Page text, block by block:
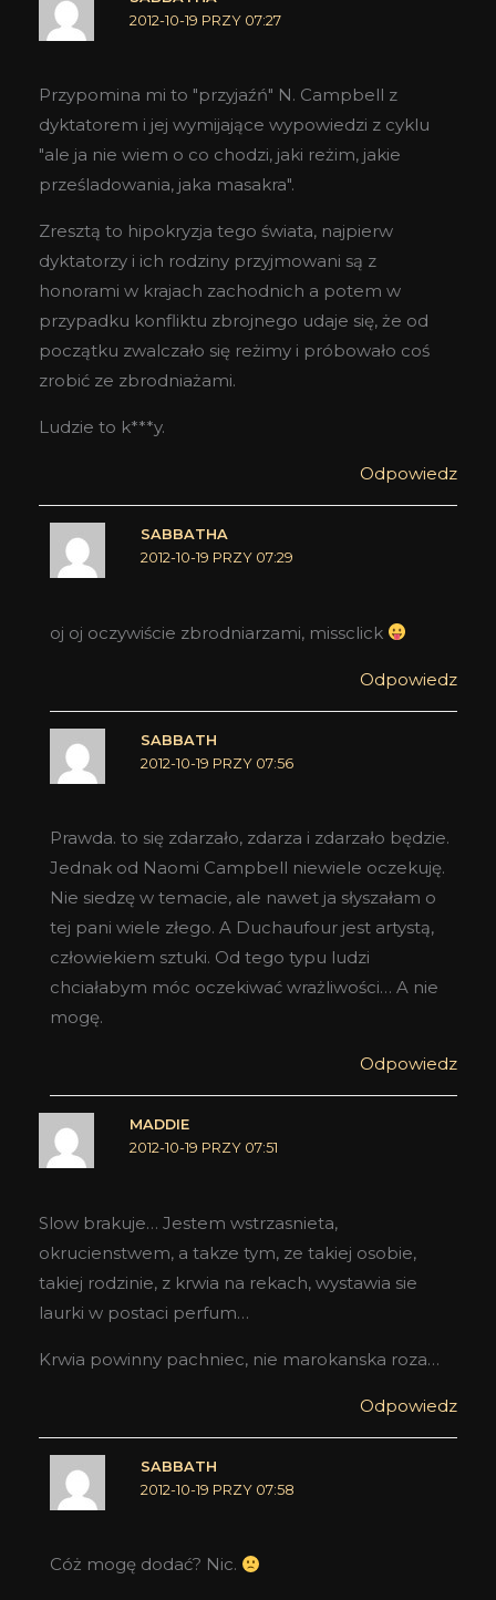
2012-10-19 PRZY 07:27
Przypomina mi to "przyjaźń" N. Campbell z
dyktatorem i jej wymijające wypowiedzi z cyklu
"ale ja nie wiem o co chodzi, jaki reżim, jakie
prześladowania, jaka masakra".
Zresztą to hipokryzja tego świata, najpierw
dyktatorzy i ich rodziny przyjmowani są z
honorami w krajach zachodnich a potem w
przypadku konfliktu zbrojnego udaje się, że od
początku zwalczało się reżimy i próbowało coś
zrobić ze zbrodniażami.
Ludzie to k***y.
Odpowiedz
SABBATHA
2012-10-19 PRZY 07:29
oj oj oczywiście zbrodniarzami, missclick
Odpowiedz
SABBATH
2012-10-19 PRZY 07:56
Prawda. to się zdarzało, zdarza i zdarzało będzie.
Jednak od Naomi Campbell niewiele oczekuję.
Nie siedzę w temacie, ale nawet ja słyszałam o
tej pani wiele złego. A Duchaufour jest artystą,
człowiekiem sztuki. Od tego typu ludzi
chciałabym móc oczekiwać wrażliwości… A nie
mogę.
Odpowiedz
MADDIE
2012-10-19 PRZY 07:51
Slow brakuje… Jestem wstrzasnieta,
okrucienstwem, a takze tym, ze takiej osobie,
takiej rodzinie, z krwia na rekach, wystawia sie
laurki w postaci perfum…
Krwia powinny pachniec, nie marokanska roza…
Odpowiedz
SABBATH
2012-10-19 PRZY 07:58
Cóż mogę dodać? Nic.